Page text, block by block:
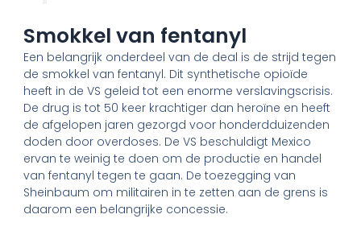
Smokkel van fentanyl
Een belangrijk onderdeel van de deal is de strijd tegen
de smokkel van fentanyl. Dit synthetische opioïde
heeft in de VS geleid tot een enorme verslavingscrisis.
De drug is tot 50 keer krachtiger dan heroïne en heeft
de afgelopen jaren gezorgd voor honderdduizenden
doden door overdoses. De VS beschuldigt Mexico
ervan te weinig te doen om de productie en handel
van fentanyl tegen te gaan. De toezegging van
Sheinbaum om militairen in te zetten aan de grens is
daarom een belangrijke concessie.